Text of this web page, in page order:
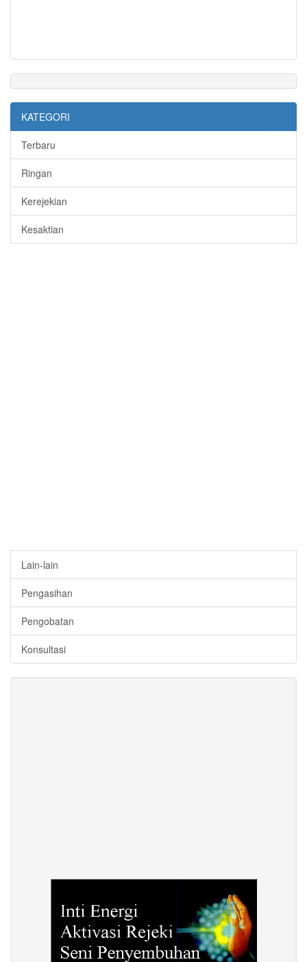
KATEGORI
Terbaru
Ringan
Kerejekian
Kesaktian
Lain-lain
Pengasihan
Pengobatan
Konsultasi